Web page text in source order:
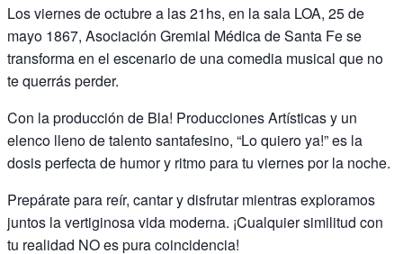
Los viernes de octubre a las 21hs, en la sala LOA, 25 de
mayo 1867, Asociación Gremial Médica de Santa Fe se
transforma en el escenario de una comedia musical que no
te querrás perder.
Con la producción de Bla! Producciones Artísticas y un
elenco lleno de talento santafesino, “Lo quiero ya!” es la
dosis perfecta de humor y ritmo para tu viernes por la noche.
Prepárate para reír, cantar y disfrutar mientras exploramos
juntos la vertiginosa vida moderna. ¡Cualquier similitud con
tu realidad NO es pura coincidencia!